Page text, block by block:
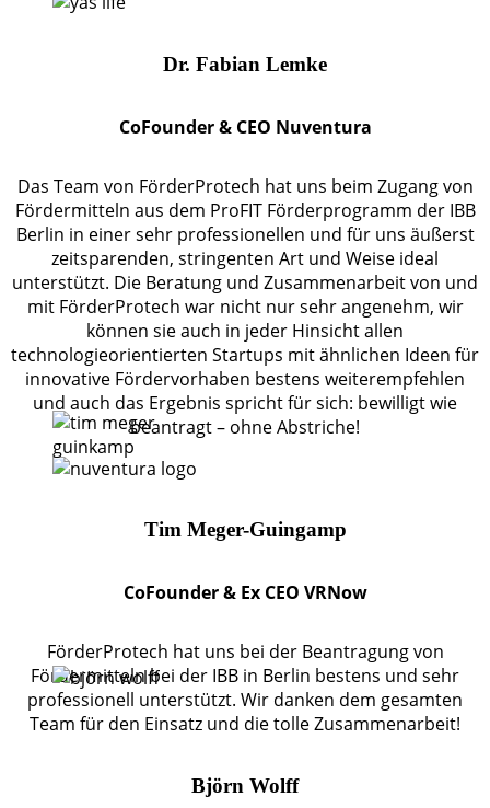
Dr. Fabian Lemke
CoFounder & CEO Nuventura
Das Team von FörderProtech hat uns beim Zugang von
Fördermitteln aus dem ProFIT Förderprogramm der IBB
Berlin in einer sehr professionellen und für uns äußerst
zeitsparenden, stringenten Art und Weise ideal
unterstützt. Die Beratung und Zusammenarbeit von und
mit FörderProtech war nicht nur sehr angenehm, wir
können sie auch in jeder Hinsicht allen
technologieorientierten Startups mit ähnlichen Ideen für
innovative Fördervorhaben bestens weiterempfehlen
und auch das Ergebnis spricht für sich: bewilligt wie
beantragt – ohne Abstriche!
Tim Meger-Guingamp
CoFounder & Ex CEO VRNow
FörderProtech hat uns bei der Beantragung von
Fördermitteln bei der IBB in Berlin bestens und sehr
professionell unterstützt. Wir danken dem gesamten
Team für den Einsatz und die tolle Zusammenarbeit!
Björn Wolff